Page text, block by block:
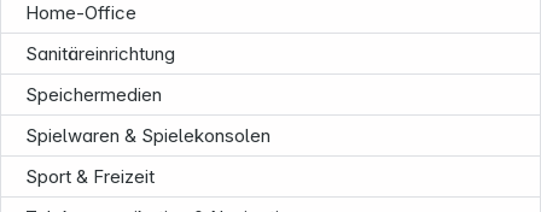
Home-Office
Sanitäreinrichtung
Speichermedien
Spielwaren & Spielekonsolen
Sport & Freizeit